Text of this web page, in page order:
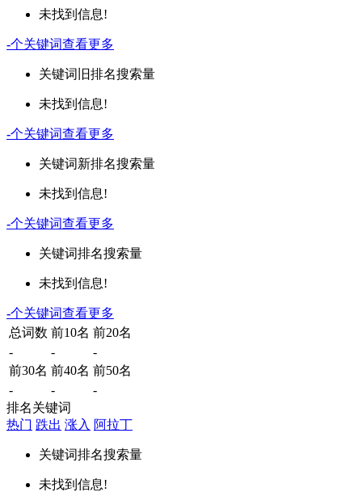
未找到信息!
-个关键词查看更多
关键词 旧排名搜索量
未找到信息!
-个关键词查看更多
关键词新排名搜索量
未找到信息!
-个关键词查看更多
关键词排名搜索量
未找到信息!
-个关键词查看更多
总词数 前10名 前20名
-
-
-
前30名 前40名 前50名
-
-
-
排名关键词
热门 跌出 涨入 阿拉丁
关键词排名搜索量
未找到信息!